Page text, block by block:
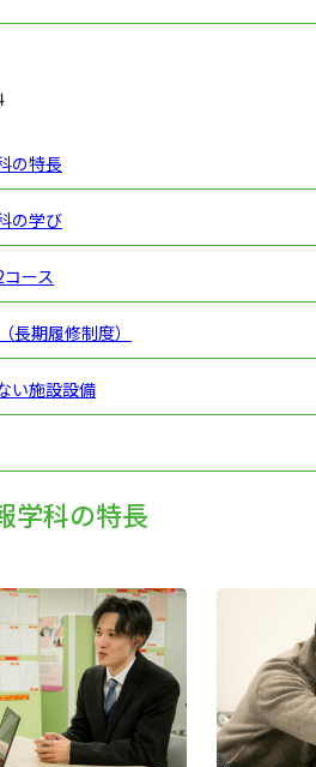
〒243-8501 神奈川県厚木市温水
TEL:046-247-3131（代）
ント
ト
の特長
の学び
ース
長期履修制度）
い施設設備
学科の特長